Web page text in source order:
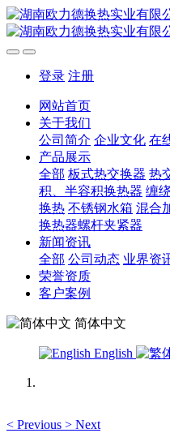
登录 注册
网站首页
关于我们
公司简介 企业文化 在
产品展示
全部 板式热交换器 热
积、半容积换热器 缠
换热 不锈钢水箱 混合
换热器螺杆夹紧器
新闻资讯
全部 公司动态 业界资
荣誉资质
客户案例
简体中文
English
< Previous > Next